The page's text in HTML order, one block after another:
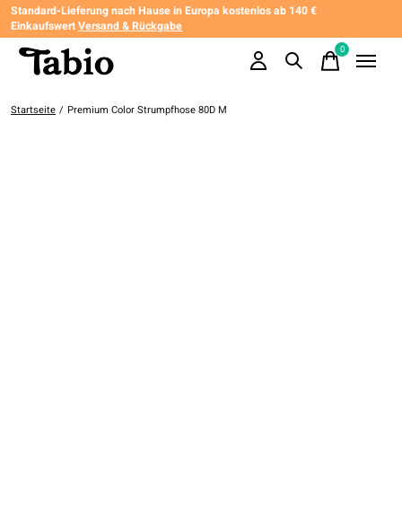
Standard-Lieferung nach Hause in Europa kostenlos ab 140 €
EinkaufswertVersand & Rückgabe
0items
Startseite / Premium Color Strumpfhose 80D M